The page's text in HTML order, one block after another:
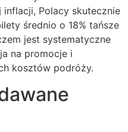
Polacy skutecznie
średnio o 18% tańsze
jest systematyczne
na promocje i
kosztów podróży.